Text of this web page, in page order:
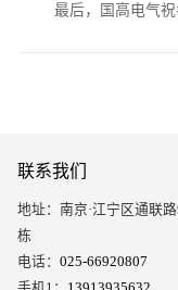
最后，国高电气祝
联系我们
地址：南京·江宁区通联
栋
电话： 025-66920807